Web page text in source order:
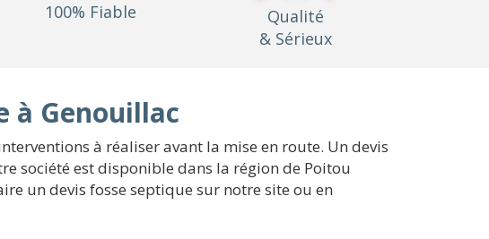
100% Fiable
Qualité
& Sérieux
à Genouillac
à réaliser avant la mise en route. Un devis
société est disponible dans la région de Poitou
un devis fosse septique sur notre site ou en